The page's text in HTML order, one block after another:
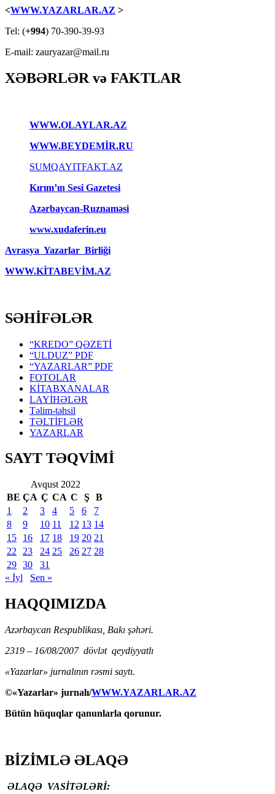
<WWW.YAZARLAR.AZ >
Tel: (+994) 70-390-39-93
E-mail: zauryazar@mail.ru
XƏBƏRLƏR və FAKTLAR
WWW.OLAYLAR.AZ
WWW.BEYDEMİR.RU
SUMQAYITFAKT.AZ
Kırım’ın Sesi Gazetesi
Azərbaycan-Ruznaməsi
www.xudaferin.eu
Avrasya Yazarlar Birliği
WWW.KİTABEVİM.AZ
SƏHİFƏLƏR
“KREDO” QƏZETİ
“ULDUZ” PDF
“YAZARLAR” PDF
FOTOLAR
KİTABXANALAR
LAYİHƏLƏR
Təlim-təhsil
TƏLTİFLƏR
YAZARLAR
SAYT TƏQVİMİ
Avqust 2022
BE ÇA Ç CA C Ş
B
1
2 3 4 5 6
7
8
9 10 11 12 13 14
15
16 17 18 19 20 21
22
23 24 25 26 27 28
29 30
31
« İyl
Sen »
HAQQIMIZDA
Azərbaycan Respublikası, Bakı şəhəri.
2319 – 16/08/2007 dövlət qeydiyyatlı
«Yazarlar» jurnalının rəsmi saytı.
©«Yazarlar» jurnalı/WWW.YAZARLAR.AZ
Bütün hüquqlar qanunlarla qorunur.
BİZİMLƏ ƏLAQƏ
ƏLAQƏ VASİTƏLƏRİ: